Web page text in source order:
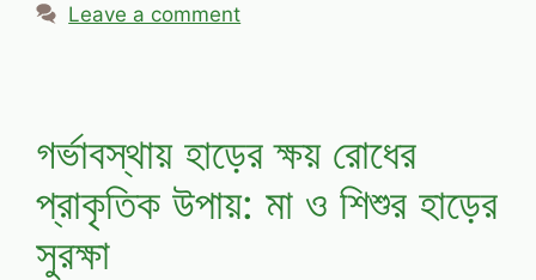
Leave a comment
গর্ভাবস্থায় হাড়ের ক্ষয় রোধের
প্রাকৃতিক উপায়: মা ও শিশুর হাড়ের
সুরক্ষা